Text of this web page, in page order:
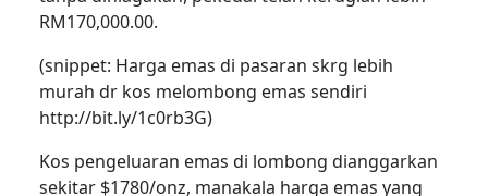
RM170,000.00.
(snippet: Harga emas di pasaran skrg lebih
murah dr kos melombong emas sendiri
http://bit.ly/1c0rb3G)
Kos pengeluaran emas di lombong dianggarkan
sekitar $1780/onz, manakala harga emas yang